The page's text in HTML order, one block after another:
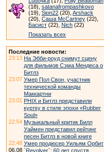
(18), satanafrompashkovo
(19), Sion22 (20), Arshack
(20), Саша McCartney (22),
Басист (22), Nich (22)
Показать всех
Последние новости:
23:13 На Эбби-роуд снимут сцену
для фильмов Сэма Мендеса о
Битлз
23:07 Умер Пол Свон, участник
технической команды
Маккартни
23:01 PHIX и Битлз представили
куртку в стиле эпохи «Rubber
Soul»
22:54 Музыкальный критик Билл
Уаймен представил рейтинг
песен Битлз в новой книге
22:48 Умер продюсер Уильям Орбит
06.08 `Revolver`: 60 лет спустя